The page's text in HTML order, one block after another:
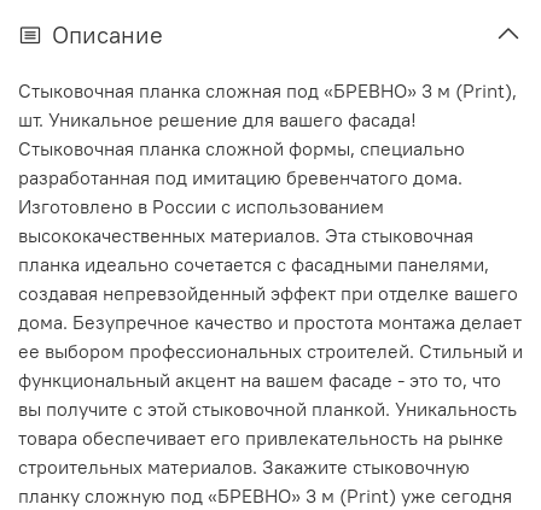
Описание
Стыковочная планка сложная под «БРЕВНО» 3 м (Print),
шт. Уникальное решение для вашего фасада!
Стыковочная планка сложной формы, специально
разработанная под имитацию бревенчатого дома.
Изготовлено в России с использованием
высококачественных материалов. Эта стыковочная
планка идеально сочетается с фасадными панелями,
создавая непревзойденный эффект при отделке вашего
дома. Безупречное качество и простота монтажа делает
ее выбором профессиональных строителей. Стильный и
функциональный акцент на вашем фасаде - это то, что
вы получите с этой стыковочной планкой. Уникальность
товара обеспечивает его привлекательность на рынке
строительных материалов. Закажите стыковочную
планку сложную под «БРЕВНО» 3 м (Print) уже сегодня